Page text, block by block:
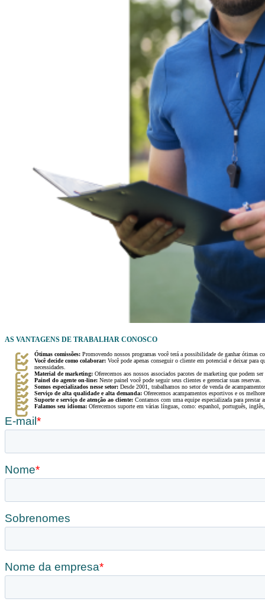
AS VANTAGENS DE TRABALHAR CONOSCO
Ótimas comissões: Promovendo nossos programas você terá a possibilidade de ganhar ótimas
Você decide como colaborar: Você pode apenas conseguir o cliente em potencial e deixar para
necessidades.
Material de marketing: Oferecemos aos nossos associados pacotes de marketing que podem
Painel do agente on-line: Neste painel você pode seguir seus clientes e gerenciar suas reservas.
Somos especializados nesse setor: Desde 2001, trabalhamos no setor de venda de
Serviço de alta qualidade e alta demanda: Oferecemos acampamentos esportivos e os
Suporte e serviço de atenção ao cliente: Contamos com uma equipe especializada para prestar
Falamos seu idioma: Oferecemos suporte em várias línguas, como: espanhol, português,